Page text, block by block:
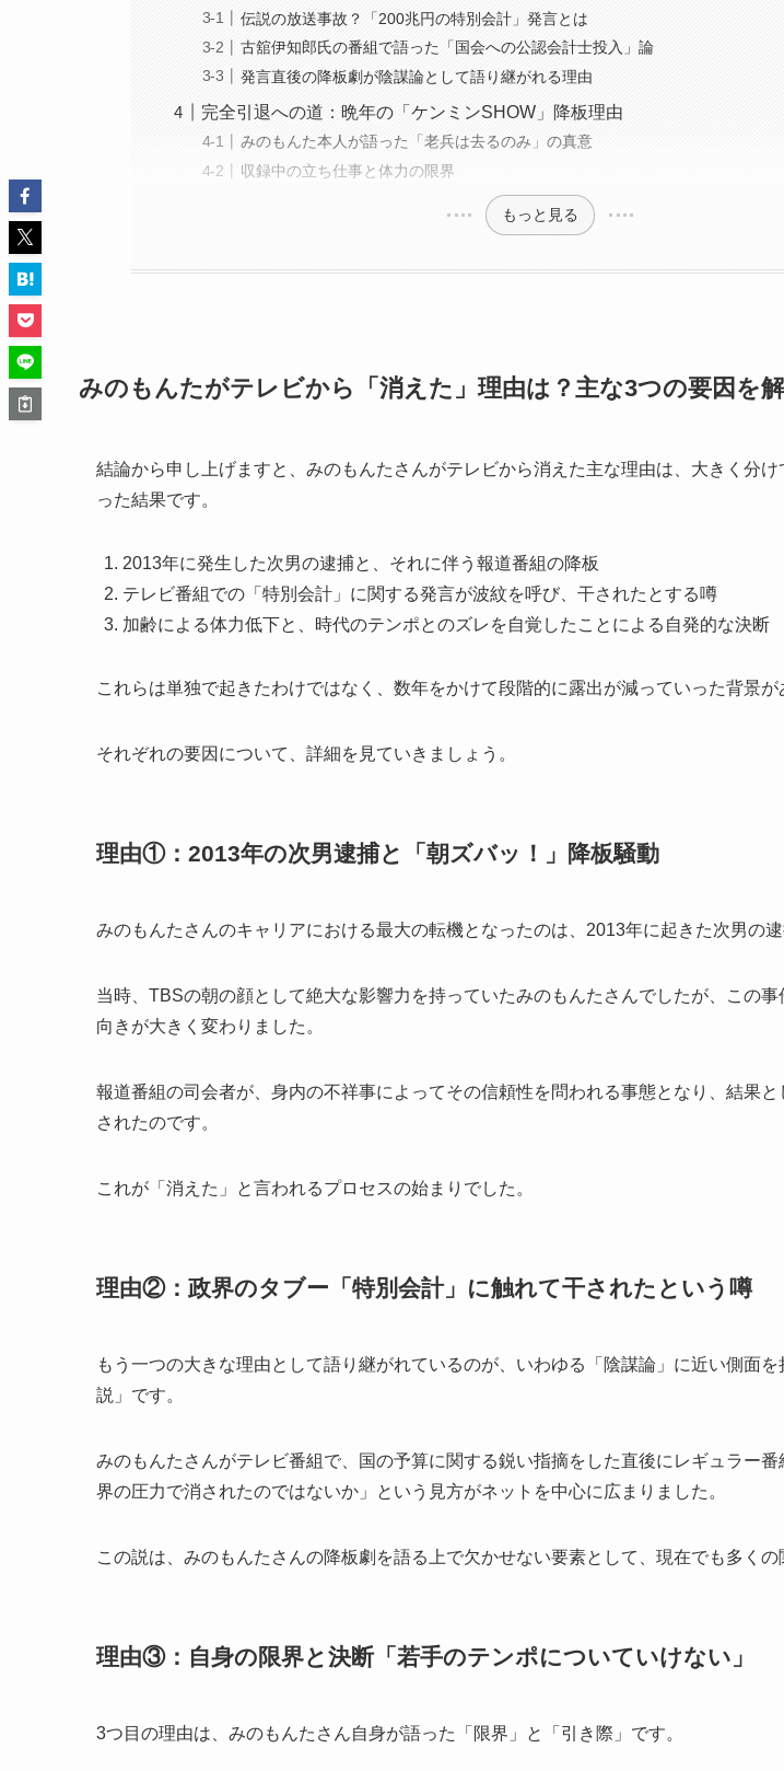
伝説の放送事故？「200兆円の特別会計」発言とは
古舘伊知郎氏の番組で語った「国会への公認会計士投入」論
発言直後の降板劇が陰謀論として語り継がれる理由
完全引退への道：晩年の「ケンミンSHOW」降板理由
みのもんた本人が語った「老兵は去るのみ」の真意
収録中の立ち仕事と体力の限界
もっと見る
みのもんたがテレビから「消えた」理由は？主な3つの要因を
結論から申し上げますと、みのもんたさんがテレビから消えた主な理由は、大きく分
った結果です。
2013年に発生した次男の逮捕と、それに伴う報道番組の降板
テレビ番組での「特別会計」に関する発言が波紋を呼び、干されたとする噂
加齢による体力低下と、時代のテンポとのズレを自覚したことによる自発的な決断
これらは単独で起きたわけではなく、数年をかけて段階的に露出が減っていった背景が
それぞれの要因について、詳細を見ていきましょう。
理由①：2013年の次男逮捕と「朝ズバッ！」降板騒動
みのもんたさんのキャリアにおける最大の転機となったのは、2013年に起きた次男の逮
当時、TBSの朝の顔として絶大な影響力を持っていたみのもんたさんでしたが、この
向きが大きく変わりました。
報道番組の司会者が、身内の不祥事によってその信頼性を問われる事態となり、結果と
されたのです。
これが「消えた」と言われるプロセスの始まりでした。
理由②：政界のタブー「特別会計」に触れて干されたという噂
もう一つの大きな理由として語り継がれているのが、いわゆる「陰謀論」に近い側面
説」です。
みのもんたさんがテレビ番組で、国の予算に関する鋭い指摘をした直後にレギュラー
界の圧力で消されたのではないか」という見方がネットを中心に広まりました。
この説は、みのもんたさんの降板劇を語る上で欠かせない要素として、現在でも多くの
理由③：自身の限界と決断「若手のテンポについていけない」
3つ目の理由は、みのもんたさん自身が語った「限界」と「引き際」です。